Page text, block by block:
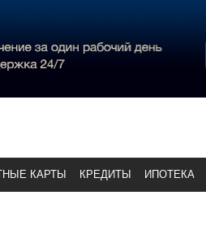
КАРТЫ КРЕДИТЫ ИПОТЕКА